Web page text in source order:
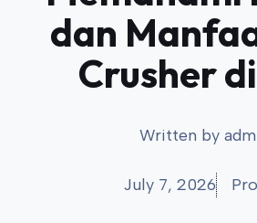
dan
Crusher
Written by
July 7, 2026